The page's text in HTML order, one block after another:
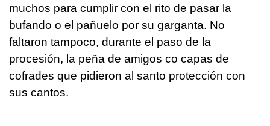
muchos para cumplir con el rito de pasar la
bufando o el pañuelo por su garganta. No
faltaron tampoco, durante el paso de la
procesión, la peña de amigos co capas de
cofrades que pidieron al santo protección con
sus cantos.